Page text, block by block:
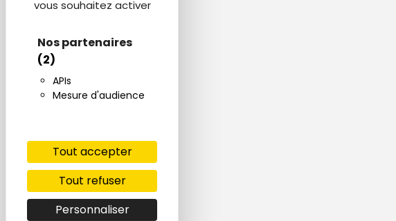
vous souhaitez activer
Nos partenaires
(2)
APIs
Mesure d'audience
Tout accepter
Tout refuser
Personnaliser